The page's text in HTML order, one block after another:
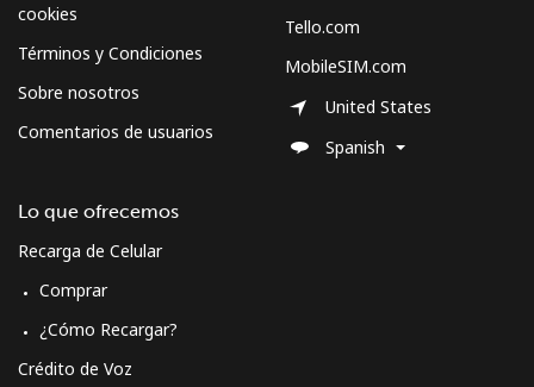
cookies
Términos y Condiciones
Sobre nosotros
Comentarios de usuarios
Lo que ofrecemos
Recarga de Celular
Comprar
¿Cómo Recargar?
Crédito de Voz
Tello.com
MobileSIM.com
United States
Spanish